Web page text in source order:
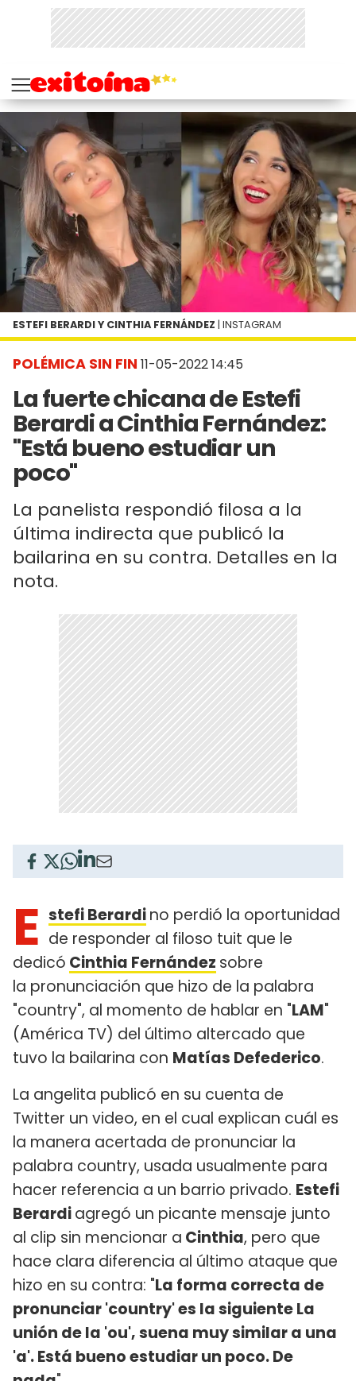
POLÉMICA SIN FIN 11-05-2022 14:45
La fuerte chicana de Estefi
Berardi a Cinthia Fernández:
"Está bueno estudiar un
poco"
La panelista respondió filosa a la
última indirecta que publicó la
bailarina en su contra. Detalles en la
nota.
ESTEFI BERARDI Y CINTHIA FERNÁNDEZ | INSTAGRAM
E stefi Berardino perdió la oportunidad
de responder al filoso tuit que le
dedicó Cinthia Fernández sobre
la pronunciación que hizo de la palabra
"country", al momento de hablar en "LAM"
(América TV) del último altercado que
tuvo la bailarina con Matías Defederico.
La angelita publicó en su cuenta de
Twitter un video, en el cual explican cuál es
la manera acertada de pronunciar la
palabra country, usada usualmente para
hacer referencia a un barrio privado. Estefi
Berardiagregó un picante mensaje junto
al clip sin mencionar a Cinthia, pero que
hace clara diferencia al último ataque que
hizo en su contra: "La forma correcta de
pronunciar 'country' es la siguiente La
unión de la 'ou', suena muy similar a una
'a'. Está bueno estudiar un poco. De